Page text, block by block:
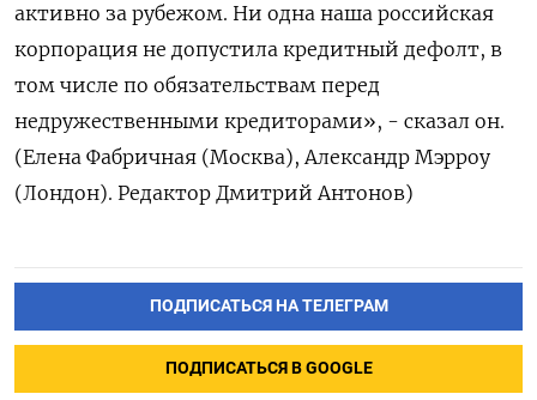
активно за рубежом. Ни одна наша российская
корпорация не допустила кредитный дефолт, в
том числе по обязательствам перед
недружественными кредиторами», - сказал он.
(Елена Фабричная (Москва), Александр Мэрроу
(Лондон). Редактор Дмитрий Антонов)
ПОДПИСАТЬСЯ НА ТЕЛЕГРАМ
ПОДПИСАТЬСЯ В GOOGLE